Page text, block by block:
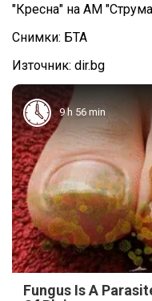
"Кресна" на АМ
Снимки: БТА
Източник: dir.bg
9 h 56 min
Fungus Is A